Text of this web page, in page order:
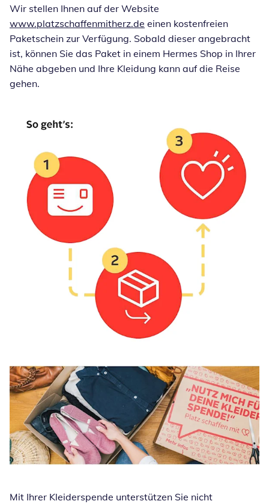
Wir stellen Ihnen auf der Website
www.platzschaffenmitherz.de einen kostenfreien
Paketschein zur Verfügung. Sobald dieser angebracht
ist, können Sie das Paket in einem Hermes Shop in Ihrer
Nähe abgeben und Ihre Kleidung kann auf die Reise
gehen.
Mit Ihrer Kleiderspende unterstützen Sie nicht